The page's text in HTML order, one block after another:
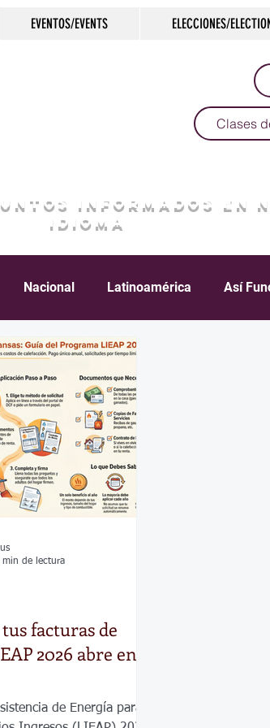
EVENTOS/EVENTS ELECCIONES/
Clases
INFORMADOS EN
IDIOMA
Nacional Latinoamérica Así
Salud
Clima
que inspiran Gobierno
facturas de
2026 abre en
de Energía para
min de lectura